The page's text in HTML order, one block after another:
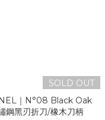
SOLD OUT
｜N°08 Black Oak
鋼黑刃折刀/橡木刀柄